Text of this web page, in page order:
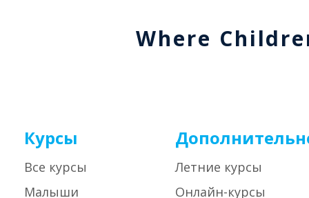
Where
Курсы
Все курсы
Малыши
Летние курсы
Онлайн-курсы